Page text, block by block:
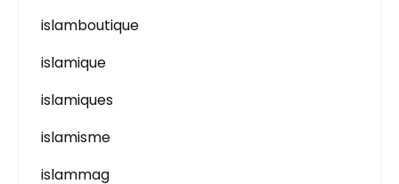
islamboutique
islamique
islamiques
islamisme
islammag